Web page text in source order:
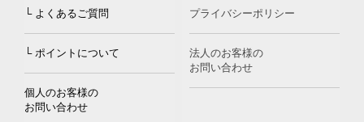
└ よくあるご質問
└ ポイントについて
個人のお客様の
お問い合わせ
プライバシーポリシー
法人のお客様の
お問い合わせ